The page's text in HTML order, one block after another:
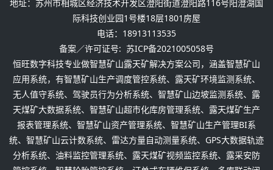
地址：苏州市相城区经济技术开发区澄阳街道澄阳路116号阳澄湖国
际科技创业园1号楼18层1801房屋
电话：18913113535
备案／许可证号: 苏ICP备2021005058号
恒旺数字科技专业做智慧矿山露天矿解决方案公司，涵盖智慧矿山
应用系统，有智慧矿山生产调度管控系统、露天矿环境监测系统、
无人值守系统、驾驶员行为分析系统、智慧矿山边坡监测系统、露
天煤矿大数据系统、智慧矿山超市化库房管理系统、露天煤矿生产
报表管理系统、智慧矿山资产管理系统、智慧矿山生产管理BI系
统、智慧矿山云计数系统、雷达方量自动测量系统、GPS大数据轨迹
分析系统、油料监控管理系统、露天煤矿视频监控系统、露采安防